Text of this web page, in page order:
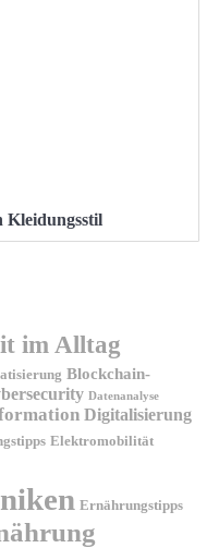
Kleidungsstil
im Alltag
Blockchain-
Datenanalyse
Digitalisierung
Elektromobilität
Ernährungstipps